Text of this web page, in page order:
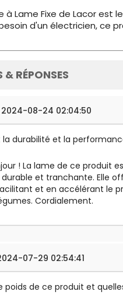
à Lame Fixe de Lacor
d'un électricien, ce
& RÉPONSES
2024-08-24 02:04:50
la durabilité et la
! La lame de ce produit
et tranchante. Elle
et en accélérant le
Cordialement.
07-29 02:54:41
poids de ce produit et